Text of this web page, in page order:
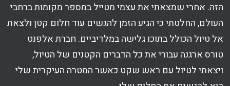
הזה. אחרי שמצאתי את עצמי מטייל במספר מקומות ברחבי
העולם, החלטתי כי הגיע הזמן להגשים עוד חלום קטן ולצאת
אל טיול הכולל בתוכו גלישה במלדיביים. חברת אלפנט
טורס ארגנה עבורי את כל הדברים הקטנים של הטיול,
ויצאתי לטיול עם ראש שקט כאשר המטרה העיקרית שלי